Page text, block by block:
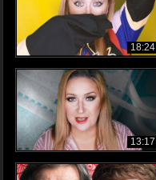
18:24
13:17